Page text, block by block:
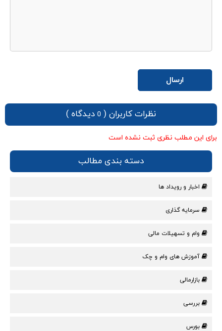
نظرات کاربران ( 0 دیدگاه )
برای این مطلب نظری ثبت نشده است
دسته بندی مطالب
اخبار و رویداد ها
سرمایه گذاری
وام و تسهیلات مالی
آموزش های وام و چک
بازارمالی
بررسی
بورس